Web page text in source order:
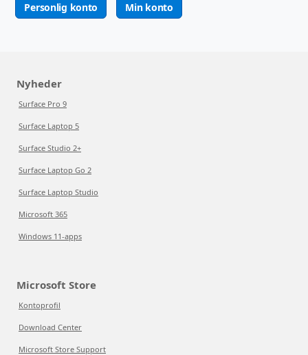
Personlig konto Min konto
Nyheder
Surface Pro 9
Surface Laptop 5
Surface Studio 2+
Surface Laptop Go 2
Surface Laptop Studio
Microsoft 365
Windows 11-apps
Microsoft Store
Kontoprofil
Download Center
Microsoft Store Support